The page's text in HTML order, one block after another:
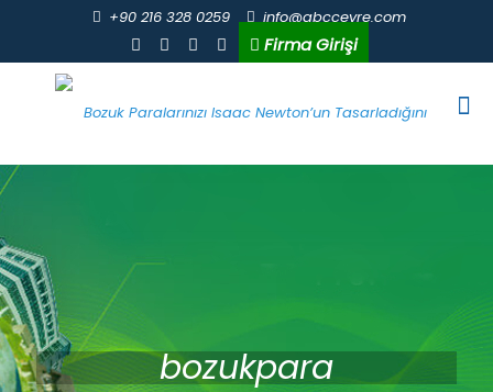
+90 216 328 0259 info@abccevre.com
Firma Girişi
bozukpara